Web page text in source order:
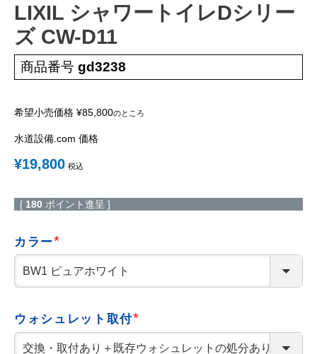
取り扱いメーカー 協力業者募集
取り付けの手順
LIXIL シャワートイレDシリー
ズ CW-D11
商品番号 gd3238
希望小売価格 ¥85,800のところ
水道設備.com 価格
¥19,800 税込
[ 180 ポイント進呈 ]
カラー
(
必
ウォシュレット取付
(
必